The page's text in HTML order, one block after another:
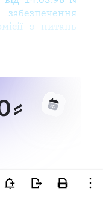
з питань